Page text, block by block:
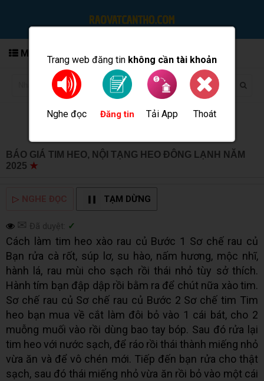
Trang web đăng tin không cần tài khoản
Nghe đọc Đăng tin Tải App Thoát
MENU
BÁO GIÁ TIM HEO, NỘI TẠNG HEO ĐÔNG LẠNH NĂM
2025 ★
▷ NGHE ĐỌC TẠM DỪNG
✉ Đã duyệt: ✓
Cách làm tim heo xào rau củ Bước 1 Sơ chế rau củ
Bạn rửa cà rốt, súp lơ, su hào, nấm hương, mộc nhĩ,
hành lá, rau mùi cho sạch rồi thái nhỏ tùy sở thích.
Hành tím bạn đập dập rồi bằm ra để chút nữa xào tim.
Sơ chế rau củ Sơ chế rau củ Bước 2 Sơ chế tim Tim
heo bạn mua về cắt làm đôi bỏ vào 1 cái bát, cho 2
muỗng muối vào rồi dùng bao tay bóp. Sau đó rửa lại
tim heo với nước sạch, để ráo rồi thái thành miếng nhỏ
vừa ăn và để vô chén mới. Tiếp đến bạn rửa cho thật
sạch, sau đó thái miếng nhỏ vừa ăn rồi bỏ vào một cái